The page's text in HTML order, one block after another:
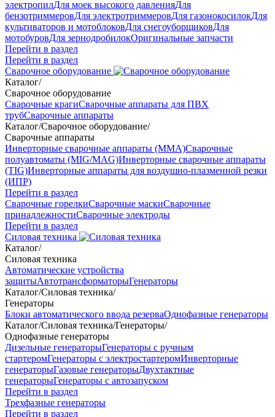
электропилДля моек высокого давленияДля
бензотриммеровДля электротриммеровДля газонокосилокДля
культиваторов и мотоблоковДля снегоуборщиковДля
мотобуровДля зернодробилокОригинальные запчасти
Перейти в раздел
Перейти в раздел
Сварочное оборудование
Каталог/
Сварочное оборудование
Сварочные крагиСварочные аппараты для ПВХ
трубСварочные аппараты
Каталог/Сварочное оборудование/
Сварочные аппараты
Инверторные сварочные аппараты (ММА)Сварочные
полуавтоматы (MIG/MAG)Инверторные сварочные аппараты
(TIG)Инверторные аппараты для воздушно-плазменной резки
(ИПР)
Перейти в раздел
Сварочные горелкиСварочные маскиСварочные
принадлежностиСварочные электроды
Перейти в раздел
Силовая техника
Каталог/
Силовая техника
Автоматические устройства
защитыАвтотрансформаторыГенераторы
Каталог/Силовая техника/
Генераторы
Блоки автоматического ввода резерваОднофазные генераторы
Каталог/Силовая техника/Генераторы/
Однофазные генераторы
Дизельные генераторыГенераторы с ручным
стартеромГенераторы с электростартеромИнверторные
генераторыГазовые генераторыДвухтактные
генераторыГенераторы с автозапуском
Перейти в раздел
Трехфазные генераторы
Перейти в раздел